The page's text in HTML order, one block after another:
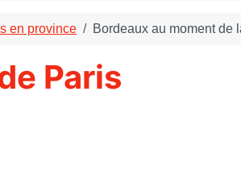
en province Bordeaux au moment de
Paris